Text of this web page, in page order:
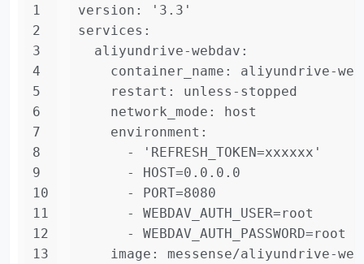
1
2
3
4
5
6
7
8
9
10
11
12
13
version:
'3.3'
services:
aliyundrive-webdav:
container_name:
aliyundrive-
restart:
unless-stopped
network_mode:
host
environment:
-
'REFRESH_TOKEN=xxxxxx'
-
HOST=0.0.0.0
-
PORT=8080
-
WEBDAV_AUTH_USER=root
-
WEBDAV_AUTH_PASSWORD=root
image:
messense/aliyundrive-